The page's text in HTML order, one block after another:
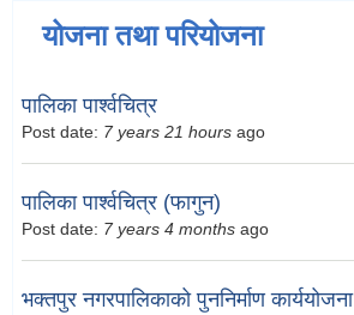
योजना तथा परियोजना
पालिका पार्श्वचित्र
Post date: 7 years 21 hours ago
पालिका पार्श्वचित्र (फागुन)
Post date: 7 years 4 months ago
भक्तपुर नगरपालिकाको पुननिर्माण कार्ययोजना